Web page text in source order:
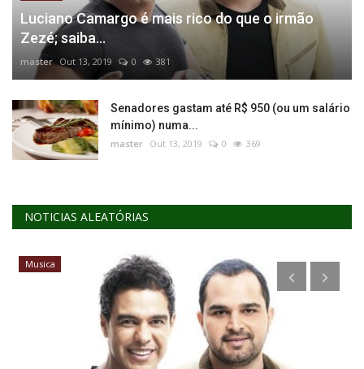
Luciano Camargo é mais rico do que o irmão
Zezé; saiba...
master Out 13, 2019 0 381
Senadores gastam até R$ 950 (ou um salário
mínimo) numa...
master Out 13, 2019 0 369
NOTICIAS ALEATÓRIAS
Musica